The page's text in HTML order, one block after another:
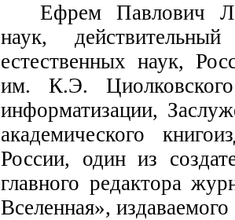
Ефрем Павлович
наук,
естественных наук,
им. К.Э.
информатизации,
академического
России, один из
главного редактора
Вселенная»,